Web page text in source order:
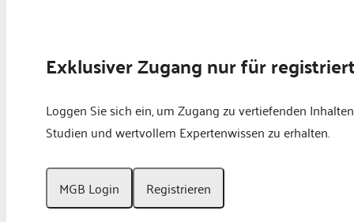
Exklusiver Zugang nur für
Loggen Sie sich ein, um Zugang zu vertiefenden
Studien und wertvollem Expertenwissen zu erhalten.
MGB Login Registrieren